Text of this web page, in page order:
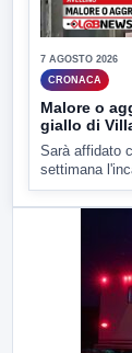
7 AGOSTO 2026
CRONACA
Malore o
giallo di
Sarà affidato
settimana